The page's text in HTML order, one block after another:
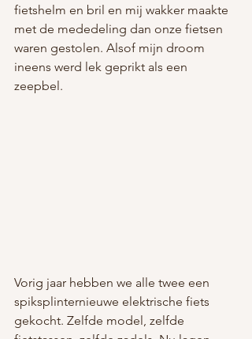
fietshelm en bril en mij wakker maakte
met de mededeling dan onze fietsen
waren gestolen. Alsof mijn droom
ineens werd lek geprikt als een
zeepbel.
Vorig jaar hebben we alle twee een
spiksplinternieuwe elektrische fiets
gekocht. Zelfde model, zelfde